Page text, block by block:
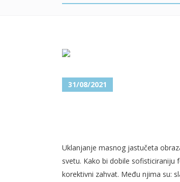
31/08/2021
Uklanjanje masnog jastučeta
svetu. Kako bi dobile
korektivni zahvat. Među njima su: